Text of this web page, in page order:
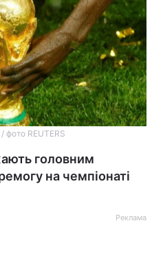
фото REUTERS
головним
на чемпіонаті
Реклама